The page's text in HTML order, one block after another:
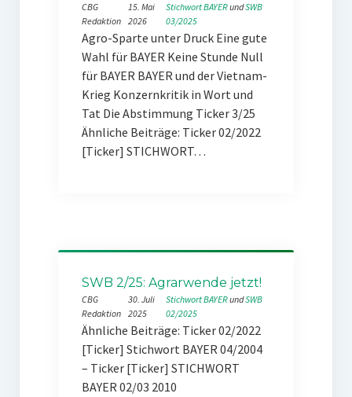
CBG
Redaktion
15. Mai
2026
Stichwort BAYER und SWB
03/2025
Agro-Sparte unter Druck Eine gute
Wahl für BAYER Keine Stunde Null
für BAYER BAYER und der Vietnam-
Krieg Konzernkritik in Wort und
Tat Die Abstimmung Ticker 3/25
Ähnliche Beiträge: Ticker 02/2022
[Ticker] STICHWORT…
SWB 2/25: Agrarwende jetzt!
CBG
Redaktion
30. Juli
2025
Stichwort BAYER und SWB
02/2025
Ähnliche Beiträge: Ticker 02/2022
[Ticker] Stichwort BAYER 04/2004
– Ticker [Ticker] STICHWORT
BAYER 02/03 2010